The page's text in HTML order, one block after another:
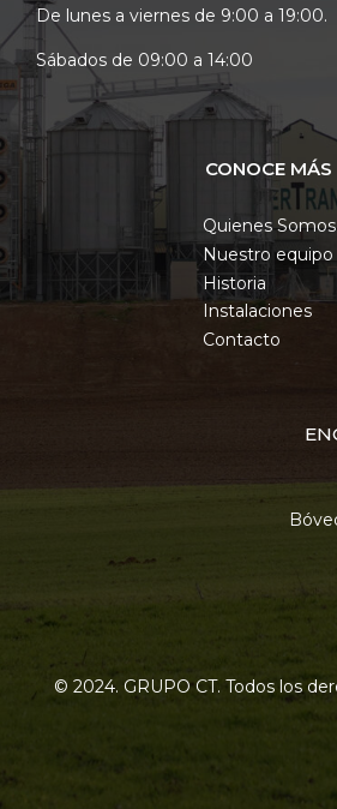
De lunes a viernes de 9:00 a 19:00.
Sábados de 09:00 a 14:00
CONOCE MÁS
Quienes Somos
Nuestro equipo
Historia
Instalaciones
Contacto
© 2024. GRUPO CT. Todos los